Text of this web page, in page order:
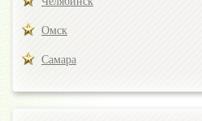
Омск
Самара